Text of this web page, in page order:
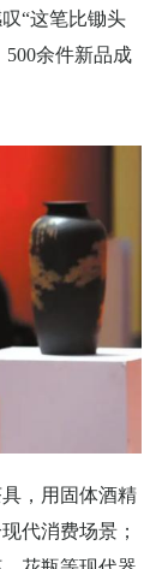
“这笔比锄头
500余件新品成
，用固体酒精
代消费场景；